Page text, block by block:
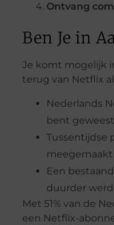
Ontvang
Ben Je in
Je komt mogelijk
terug van Netflix
Nederlands
bent
Tussentijdse
meegemaakt
Een
duurder werd
Met 51% van de
een Netflix-